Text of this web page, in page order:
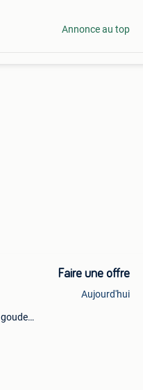
Annonce au top
Faire une offre
Aujourd'hui